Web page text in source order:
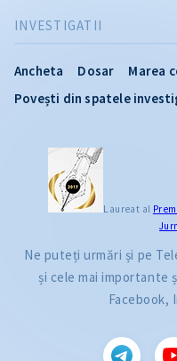
INVESTIGATII
Ancheta Dosar
Marea
Povești din spatele
Laureat al
Ne puteți urmări și pe
și cele mai importante
Facebook,